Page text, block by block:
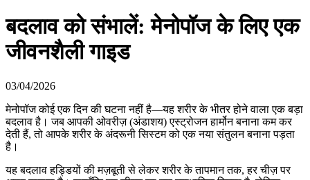
बदलाव को संभालें: मेनोपॉज के लिए एक
जीवनशैली गाइड
03/04/2026
मेनोपॉज कोई एक दिन की घटना नहीं है—यह शरीर के भीतर होने वाला एक बड़ा
बदलाव है। जब आपकी ओवरीज़ (अंडाशय) एस्ट्रोजन हार्मोन बनाना कम कर
देती हैं, तो आपके शरीर के अंदरूनी सिस्टम को एक नया संतुलन बनाना पड़ता
है।
यह बदलाव हड्डियों की मज़बूती से लेकर शरीर के तापमान तक, हर चीज़ पर